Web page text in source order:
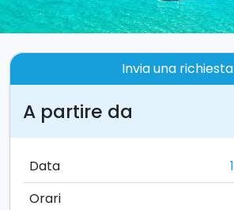
Invia una richiesta
A partire da
Data
Orari